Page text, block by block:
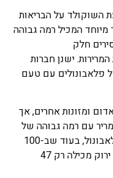
על הבריאות
המכיל רמה גבוהה
חלק
ישנן חברות
פלאבונולים עם טעם
ומזונות אחרים, אך
גרם שוקולד מריר עם רמה גבוהה של
פלאבונולים יש בערך 660 מיליגרם פלאבונול, בעוד שב-100
מ"ל יין אדום יש 160 מיליגרם וכוס תה ירוק מכילה רק 47